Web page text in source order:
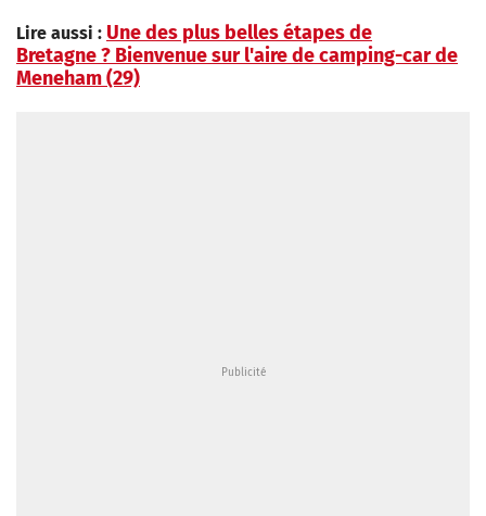
Lire aussi : Une des plus belles étapes de
Bretagne ? Bienvenue sur l'aire de camping-car de
Meneham (29)